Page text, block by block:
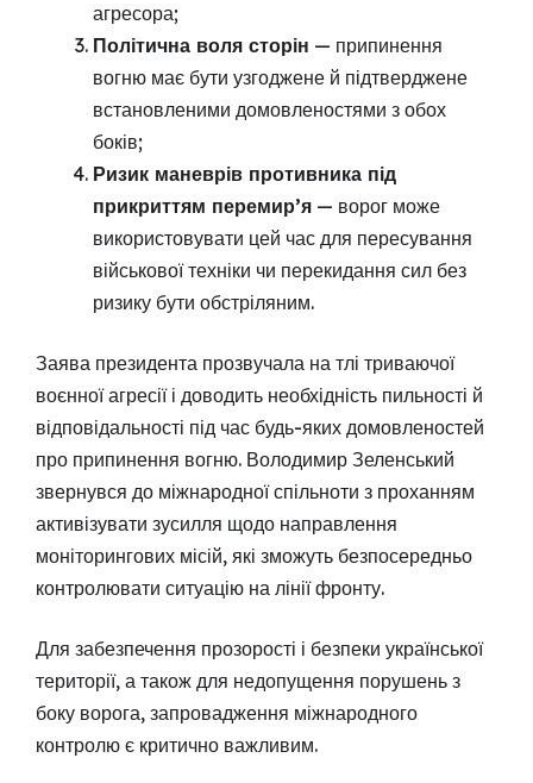
агресора;
Політична воля сторін — припинення
вогню має бути узгоджене й підтверджене
встановленими домовленостями з обох
боків;
Ризик маневрів противника під
прикриттям перемир’я — ворог може
використовувати цей час для пересування
військової техніки чи перекидання сил без
ризику бути обстріляним.
Заява президента прозвучала на тлі триваючої
воєнної агресії і доводить необхідність пильності й
відповідальності під час будь-яких домовленостей
про припинення вогню. Володимир Зеленський
звернувся до міжнародної спільноти з проханням
активізувати зусилля щодо направлення
моніторингових місій, які зможуть безпосередньо
контролювати ситуацію на лінії фронту.
Для забезпечення прозорості і безпеки української
території, а також для недопущення порушень з
боку ворога, запровадження міжнародного
контролю є критично важливим.